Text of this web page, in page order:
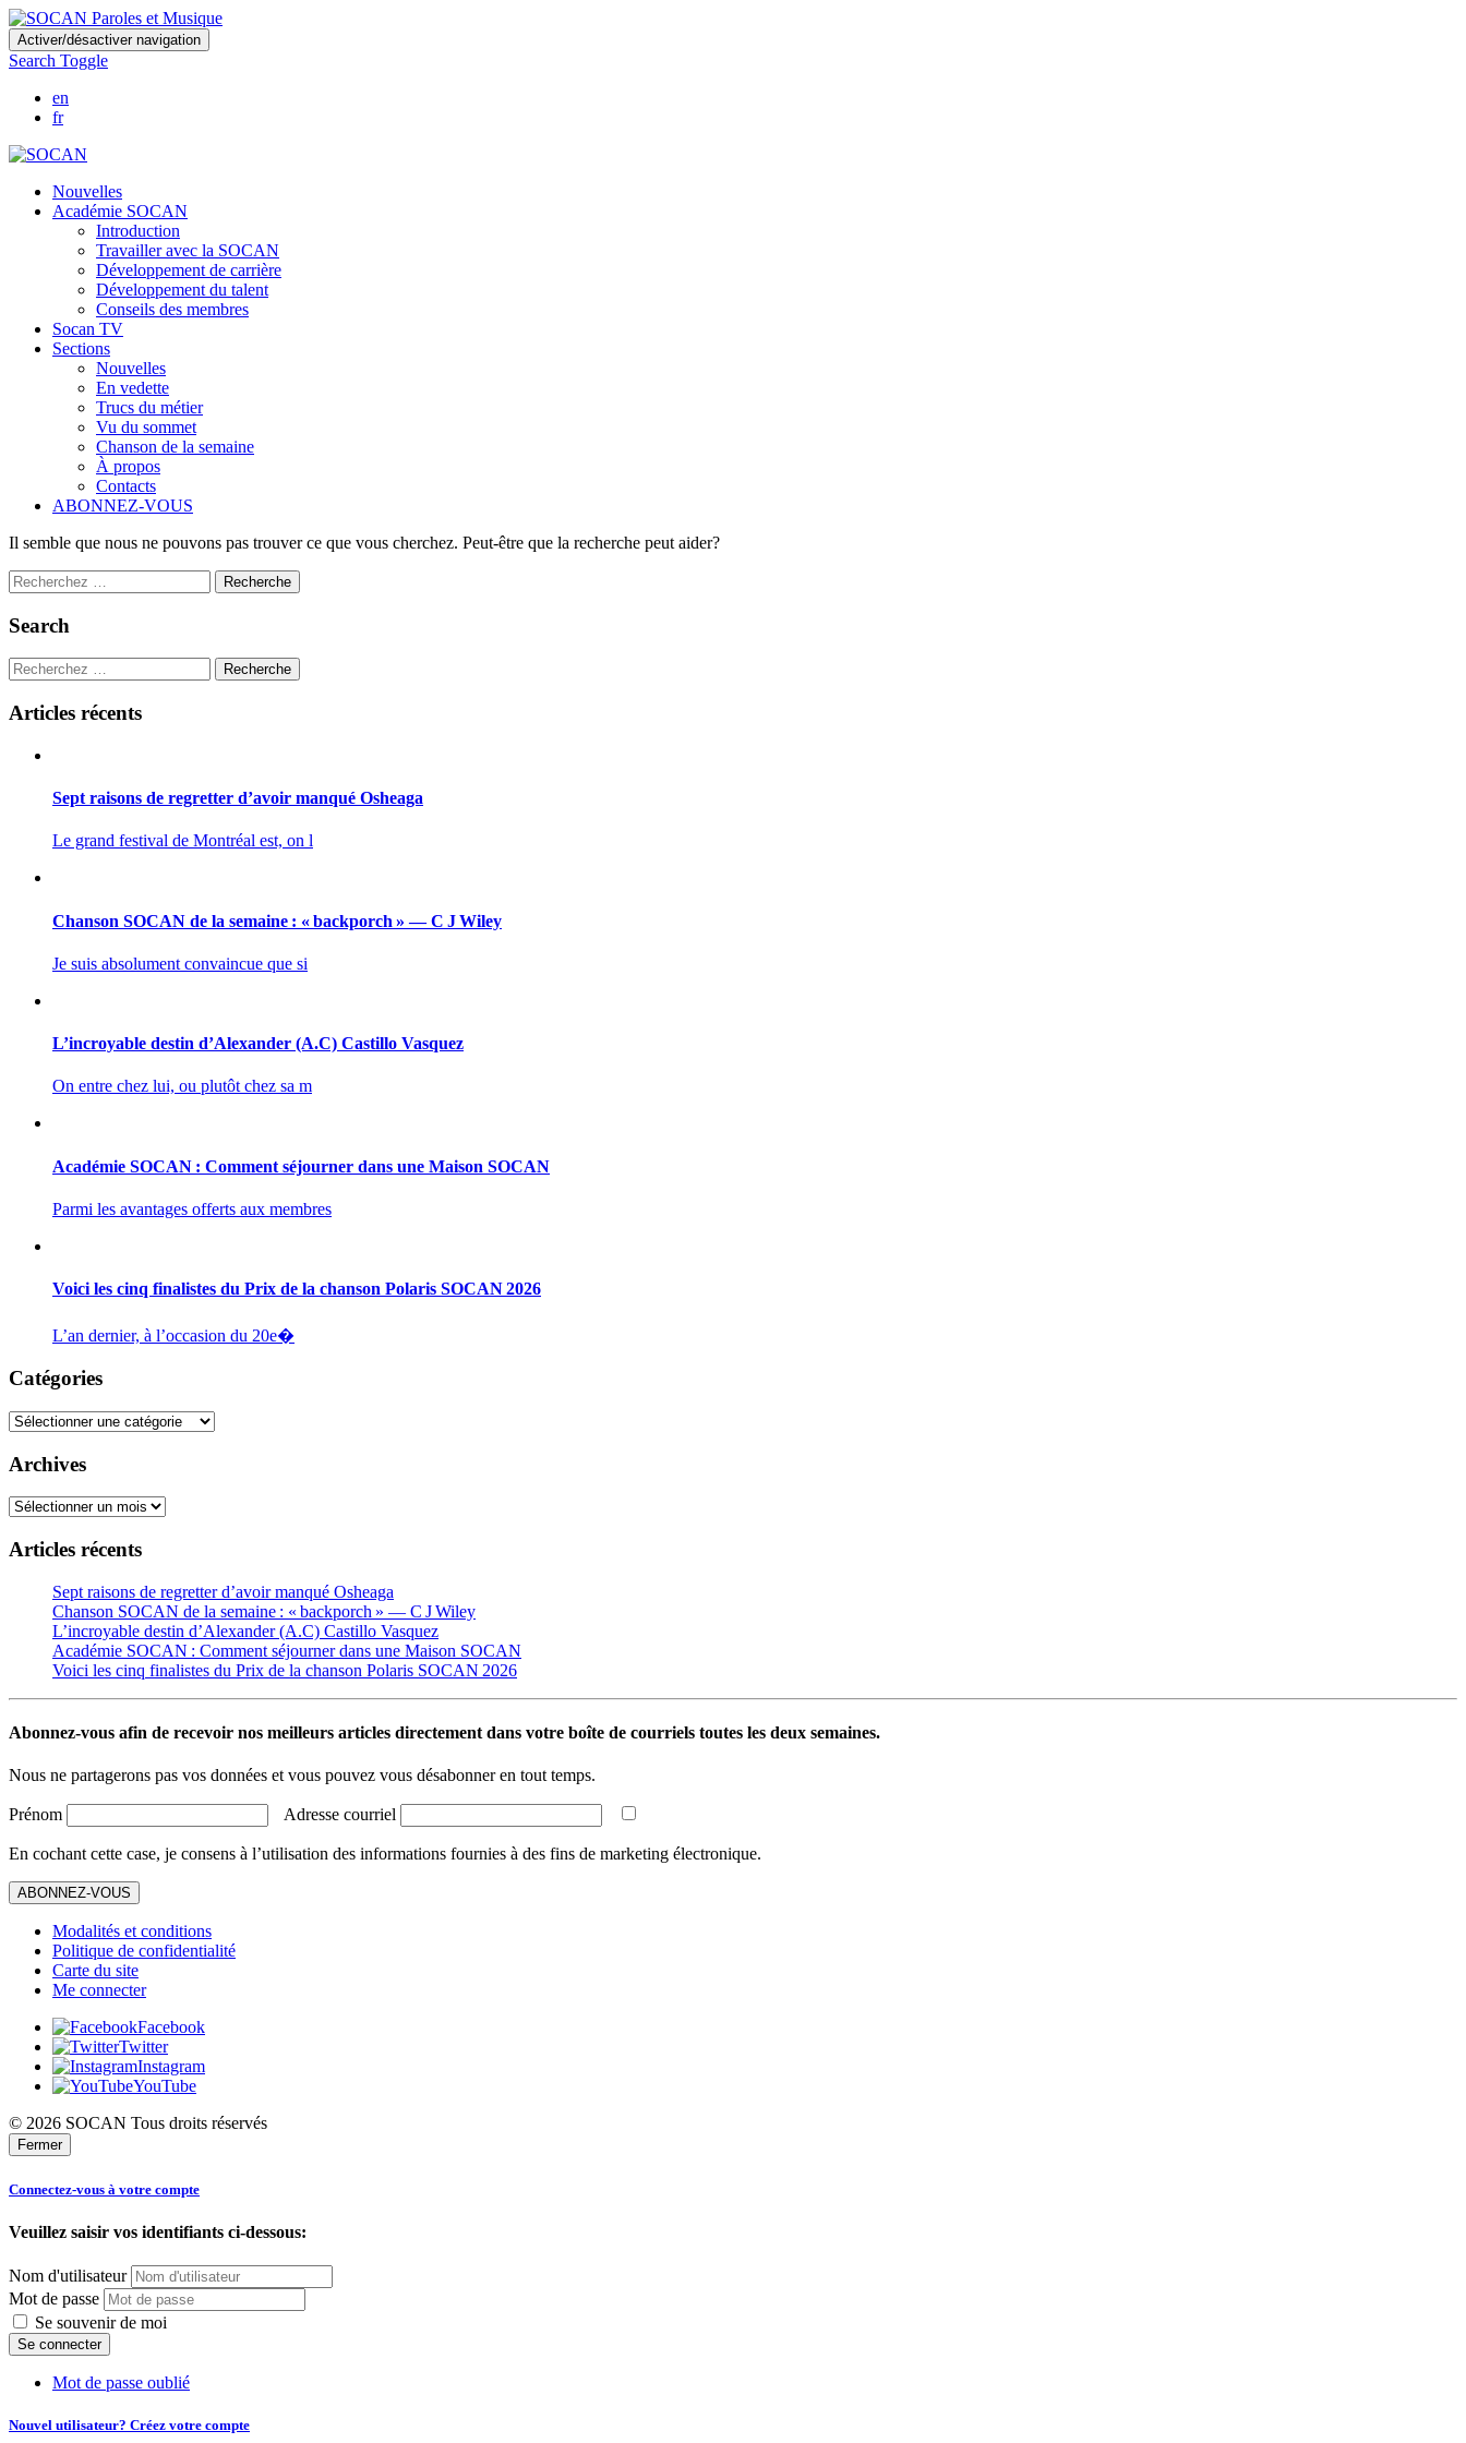
Skip
to
main
content
Activer/désactiver navigation
Search Toggle
en
fr
Nouvelles
Académie SOCAN
Introduction
Travailler avec la SOCAN
Développement de carrière
Développement du talent
Conseils des membres
Socan TV
Sections
Nouvelles
En vedette
Trucs du métier
Vu du sommet
Chanson de la semaine
À propos
Contacts
ABONNEZ-VOUS
Il semble que nous ne pouvons pas trouver ce que vous cherchez. Peut-être que la recherche peut aider?
Recherche
Search
Recherche
Articles récents
Sept raisons de regretter d’avoir manqué Osheaga
Le grand festival de Montréal est, on l
Chanson SOCAN de la semaine : « backporch » — C J Wiley
Je suis absolument convaincue que si
L’incroyable destin d’Alexander (A.C) Castillo Vasquez
On entre chez lui, ou plutôt chez sa m
Académie SOCAN : Comment séjourner dans une Maison SOCAN
Parmi les avantages offerts aux membres
Voici les cinq finalistes du Prix de la chanson Polaris SOCAN 2026
L’an dernier, à l’occasion du 20e�
Catégories
Catégories
Archives
Archives
Articles récents
Sept raisons de regretter d’avoir manqué Osheaga
Chanson SOCAN de la semaine : « backporch » — C J Wiley
L’incroyable destin d’Alexander (A.C) Castillo Vasquez
Académie SOCAN : Comment séjourner dans une Maison SOCAN
Voici les cinq finalistes du Prix de la chanson Polaris SOCAN 2026
Abonnez-vous afin de recevoir nos meilleurs articles directement dans votre boîte de courriels toutes les deux semaines.
Nous ne partagerons pas vos données et vous pouvez vous désabonner en tout temps.
Prénom Adresse courriel
En cochant cette case, je consens à l’utilisation des informations fournies à des fins de marketing électronique.
ABONNEZ-VOUS
Modalités et conditions
Politique de confidentialité
Carte du site
Me connecter
Facebook
Twitter
Instagram
YouTube
© 2026 SOCAN Tous droits réservés
Fermer
Connectez-vous à votre compte
Veuillez saisir vos identifiants ci-dessous:
Nom d'utilisateur
Mot de passe
Se souvenir de moi
Mot de passe oublié
Nouvel utilisateur? Créez votre compte